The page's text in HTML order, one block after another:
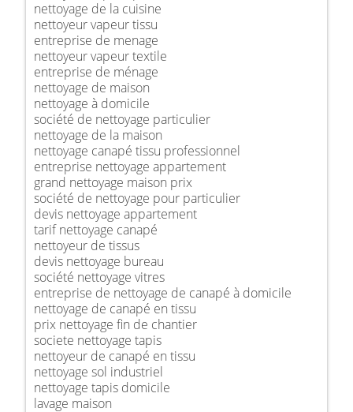
nettoyage de la cuisine
nettoyeur vapeur tissu
entreprise de menage
nettoyeur vapeur textile
entreprise de ménage
nettoyage de maison
nettoyage à domicile
société de nettoyage particulier
nettoyage de la maison
nettoyage canapé tissu professionnel
entreprise nettoyage appartement
grand nettoyage maison prix
société de nettoyage pour particulier
devis nettoyage appartement
tarif nettoyage canapé
nettoyeur de tissus
devis nettoyage bureau
société nettoyage vitres
entreprise de nettoyage de canapé à domicile
nettoyage de canapé en tissu
prix nettoyage fin de chantier
societe nettoyage tapis
nettoyeur de canapé en tissu
nettoyage sol industriel
nettoyage tapis domicile
lavage maison